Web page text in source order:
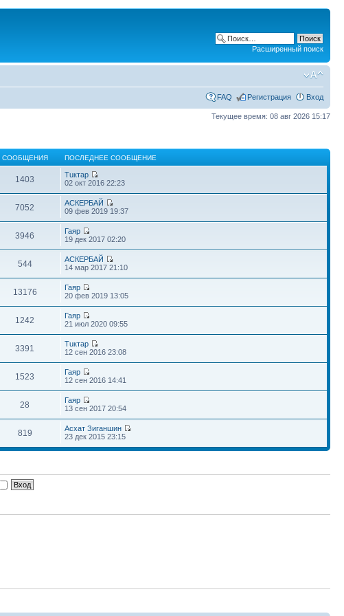
Расширенный поиск
FAQ Регистрация Вход
Текущее время: 08 авг 2026 15:17
СООБЩЕНИЯ ПОСЛЕДНЕЕ СООБЩЕНИЕ
1403
Тuктар
02 окт 2016 22:23
7052
АСКЕРБАЙ
09 фев 2019 19:37
3946
Гаяр
19 дек 2017 02:20
544
АСКЕРБАЙ
14 мар 2017 21:10
13176
Гаяр
20 фев 2019 13:05
1242
Гаяр
21 июл 2020 09:55
3391
Тuктар
12 сен 2016 23:08
1523
Гаяр
12 сен 2016 14:41
28
Гаяр
13 сен 2017 20:54
819
Асхат Зиганшин
23 дек 2015 23:15